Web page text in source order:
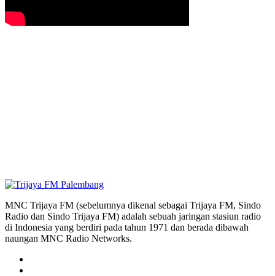
MNC Trijaya FM (sebelumnya dikenal sebagai Trijaya FM, Sindo
Radio dan Sindo Trijaya FM) adalah sebuah jaringan stasiun radio
di Indonesia yang berdiri pada tahun 1971 dan berada dibawah
naungan MNC Radio Networks.